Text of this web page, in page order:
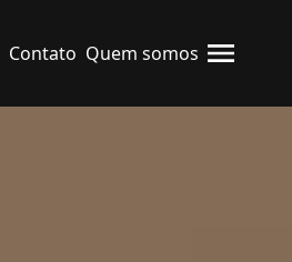
Contato Quem somos